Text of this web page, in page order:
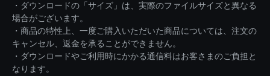
・ダウンロードの「サイズ」は、実際のファイルサイズと異なる
場合がございます。
・商品の特性上、一度ご購入いただいた商品については、注文の
キャンセル、返金を承ることができません。
・ダウンロードやご利用時にかかる通信料はお客さまのご負担と
なります。